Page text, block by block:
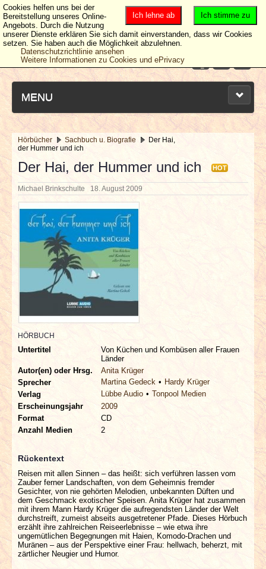
MENU
NEUESTE ARTIKEL
NEWS & DATES
BERICHTE
VERLOSUNGEN
INTERVIEWS
SPECIALS
REDAKTION
LINKS
ARCHIV
Hörbücher Sachbuch u. Biografie
Der Hai,
der Hummer und ich
Der Hai, der Hummer und ich HOT
Michael Brinkschulte 18. August 2009
HÖRBUCH
Untertitel
Von Küchen und Kombüsen aller Frauen
Länder
Autor(en) oder Hrsg.
Anita Krüger
Sprecher
Martina Gedeck
Hardy Krüger
Verlag
Lübbe Audio
Tonpool Medien
Erscheinungsjahr
2009
Format
CD
Anzahl Medien
2
Rückentext
Reisen mit allen Sinnen – das heißt: sich verführen lassen vom
Zauber ferner Landschaften, von dem Geheimnis fremder
Gesichter, von nie gehörten Melodien, unbekannten Düften und
dem Geschmack exotischer Speisen. Anita Krüger hat zusammen
mit ihrem Mann Hardy Krüger die aufregendsten Länder der Welt
durchstreift, zumeist abseits ausgetretener Pfade. Dieses Hörbuch
erzählt ihre zahlreichen Reiseerlebnisse – wie etwa ihre
ungemütlichen Begegnungen mit Haien, Komodo-Drachen und
Muränen – aus der Perspektive einer Frau: hellwach, beherzt, mit
zärtlicher Neugier und Humor.
Ich stimme zu
Ich lehne ab
Cookies helfen uns bei der
Bereitstellung unseres Online-
Angebots. Durch die Nutzung
unserer Dienste erklären Sie sich damit einverstanden, dass wir Cookies
setzen. Sie haben auch die Möglichkeit abzulehnen.
Datenschutzrichtlinie ansehen
Weitere Informationen zu Cookies und ePrivacy